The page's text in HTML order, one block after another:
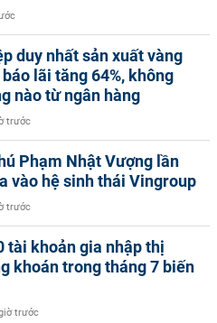
duy nhất sản xuất vàng
lãi tăng 64%, không
nào từ ngân hàng
trước
Phạm Nhật Vượng lần
vào hệ sinh thái Vingroup
trước
tài khoản gia nhập thị
khoán trong tháng 7 biến
trước